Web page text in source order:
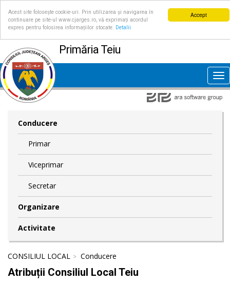
Accept
Acest site folosește cookie-uri. Prin utilizarea și navigarea în
continuare pe site-ul www.cjarges.ro, vă exprimați acordul
expres pentru folosirea informațiilor stocate.
Detalii
Primăria Teiu
Conducere
Primar
Viceprimar
Secretar
Organizare
Activitate
CONSILIUL LOCAL Conducere
Atribuții Consiliul Local Teiu